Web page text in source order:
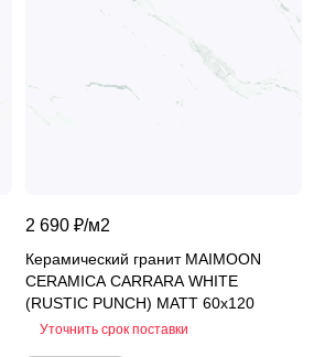
2 690 ₽/м2
Керамический гранит MAIMOON
CERAMICA CARRARA WHITE
(RUSTIC PUNCH) MATT 60x120
Уточнить срок поставки